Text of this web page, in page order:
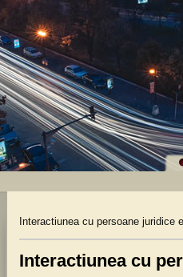
Interactiunea cu persoane juridice
Interactiunea cu